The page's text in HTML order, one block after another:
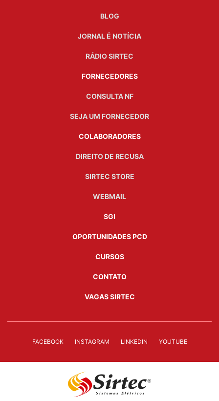
BLOG
JORNAL É NOTÍCIA
RÁDIO SIRTEC
FORNECEDORES
CONSULTA NF
SEJA UM FORNECEDOR
COLABORADORES
DIREITO DE RECUSA
SIRTEC STORE
WEBMAIL
SGI
OPORTUNIDADES PCD
CURSOS
CONTATO
VAGAS SIRTEC
FACEBOOK INSTAGRAM LINKEDIN YOUTUBE